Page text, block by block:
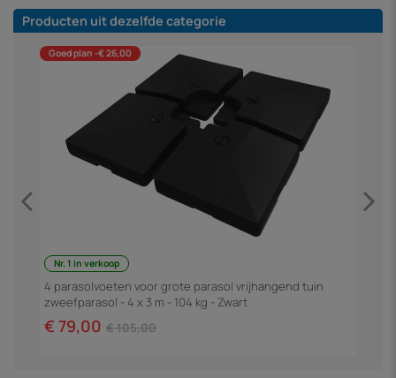
Producten uit dezelfde categorie
Goed plan -€ 26,00
Nr. 1 in verkoop
4 parasolvoeten voor grote parasol vrijhangend tuin
zweefparasol - 4 x 3 m - 104 kg - Zwart
€ 79,00 € 105,00